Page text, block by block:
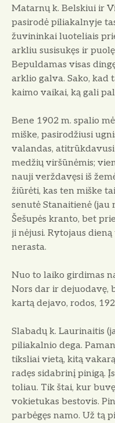
Matarnų k. Belskiui ir
pasirodė piliakalnyje
žuvininkai luoteliais
arkliu susisukęs ir
Bepuldamas visas
arklio galva. Sako, kad
kaimo vaikai, ką gali
Bene 1902 m. spalio
miške, pasirodžiusi
valandas,
medžių viršūnėmis;
nauji verždavęsi iš
žiūrėti, kas ten miške
senutė Stanaitienė
Šešupės kranto, bet
ji nėjusi. Rytojaus
nerasta.
Nuo to laiko girdimas
Nors dar ir dejuodavę,
kartą dejavo, rodos,
Slabadų k. Laurinaitis
piliakalnio dega.
tiksliai vietą, kitą
radęs sidabrinį pinigą.
toliau. Tik štai, kur
vokietukas bestovis.
parbėgęs namo. Už tą